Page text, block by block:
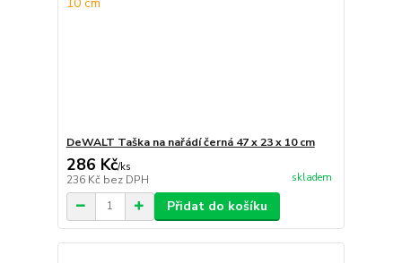
DeWALT Taška na nařádí černá 47 x 23 x 10 cm
286 Kč/ks
236 Kč bez DPH skladem
Přidat do košíku